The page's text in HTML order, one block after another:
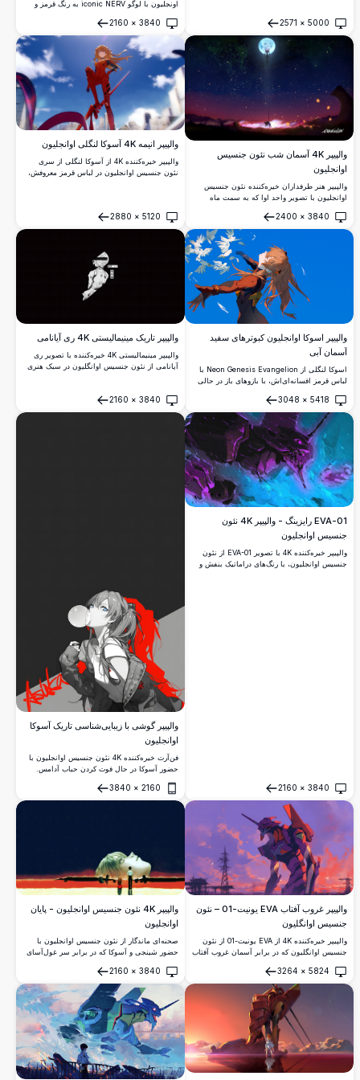
خیره‌کننده 4K به تصویر می‌کشد.
5000
×
2571
باز کردن
اونجلیون با لوگو iconic NERV به رنگ قرمز و
خویش است، همه چیز در دنیا درست است' در یک
طراحی مینیمالیستی세련된.
3840
×
2160
باز کردن
والپیپر 4K آسمان شب نئون جنسیس
اوانجلیون
والپیپر هنر طرفداران خیره‌کننده نئون جنسیس
اوانجلیون با تصویر واحد اوا که به سمت ماه
با صحنه نبرد دراماتیک در سطح زمین در رزولوشن
چشمگیر 4K.
3840
×
2400
باز کردن
والپیپر انیمه 4K آسوکا لنگلی اوانجلیون
والپیپر خیره‌کننده 4K از آسوکا لنگلی از سری
نئون جنسیس اوانجلیون در لباس قرمز معروفش،
5120
×
2880
باز کردن
والپیپر اسوکا اوانجلیون کبوترهای سفید
آسمان آبی
اسوکا لنگلی از Neon Genesis Evangelion با
لباس قرمز افسانه‌ای‌اش، با بازوهای باز در حالی
خیره‌کننده، سرشار از احساس و آزادی.
5418
×
3048
باز کردن
والپیپر تاریک مینیمالیستی 4K ری آیانامی
والپیپر مینیمالیستی 4K خیره‌کننده با تصویر ری
آیانامی از نئون جنسیس اوانگلیون در سبک هنری
3840
×
2160
باز کردن
EVA-01 رایزینگ - والپیپر 4K نئون
جنسیس اوانجلیون
والپیپر خیره‌کننده 4K با تصویر EVA-01 از نئون
جنسیس اوانجلیون، با رنگ‌های دراماتیک بنفش و
3840
×
2160
باز کردن
والپیپر گوشی با زیبایی‌شناسی تاریک آسوکا
اوانجلیون
فن‌آرت خیره‌کننده 4K نئون جنسیس اوانجلیون با
حضور آسوکا در حال فوت کردن حباب آدامس.
رندر شده در پالت خاکستری دلگیر با لهجه‌های
قرمز جسورانه، در برابر پس‌زمینه تاریک و
دراماتیک. والپیپر گوشی با وضوح بالای بی‌نقص.
2160
×
3840
باز کردن
والپیپر غروب آفتاب EVA یونیت-01 – نئون
جنسیس اوانگلیون
والپیپر خیره‌کننده 4K از EVA یونیت-01 از نئون
جنسیس اوانگلیون که در برابر آسمان غروب آفتاب
دکل‌های برق در پس‌زمینه. هنر انیمه با وضوح بالا.
5824
×
3264
باز کردن
والپیپر 4K نئون جنسیس اوانجلیون - پایان
اوانجلیون
صحنه‌ای ماندگار از نئون جنسیس اوانجلیون با
حضور شینجی و آسوکا که در برابر سر غول‌آسای
شب پر ستاره ایستاده‌اند و زیبایی اضطراب‌آور
پایان اوانجلیون را به تصویر می‌کشد.
3840
×
2160
باز کردن